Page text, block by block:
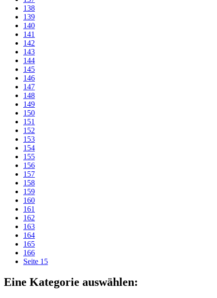
138
139
140
141
142
143
144
145
146
147
148
149
150
151
152
153
154
155
156
157
158
159
160
161
162
163
164
165
166
Seite 15
Eine Kategorie auswählen: